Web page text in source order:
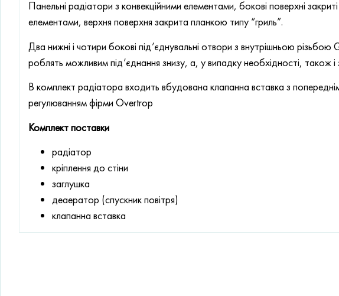
Панельні радіатори з конвекційними елементами, бокові поверхні
елементами, верхня поверхня закрита планкою типу “гриль”.
Два нижні і чотири бокові під’єднувальні отвори з внутрішньою
роблять можливим під’єднання знизу, а, у випадку необхідності, також і
В комплект радіатора входить вбудована клапанна вставка з
регулюванням фірми Overtrop
Комплект поставки
радіатор
кріплення до стіни
заглушка
деаератор (спускник повітря)
клапанна вставка